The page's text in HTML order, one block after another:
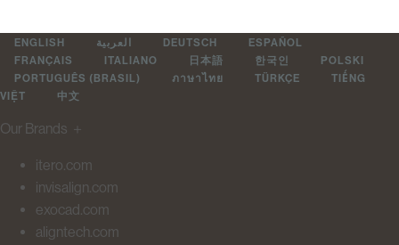
ENGLISH العربية DEUTSCH
ESPAÑOL
FRANÇAIS
ITALIANO 日本語 한국인
POLSKI
PORTUGUÊS (BRASIL)
ภาษาไทย TÜRKÇE
TIẾNG
VIỆT
中文
Our Brands ＋
itero.com
invisalign.com
exocad.com
aligntech.com